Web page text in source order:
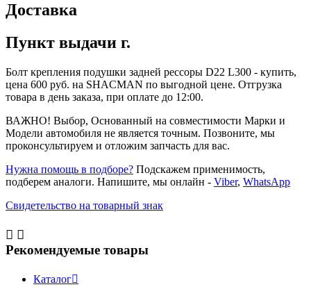
Доставка
Пункт выдачи г.
Болт крепления подушки задней рессоры D22 L300 - купить,
цена 600 руб. на SHACMAN по выгодной цене. Отгрузка
товара в день заказа, при оплате до 12:00.
ВАЖНО! Выбор, Основанный на совместимости Марки и
Модели автомобиля не является точным. Позвоните, мы
проконсультируем и отложим запчасть для вас.
Нужна помощь в подборе? Подскажем применимость,
подберем аналоги. Напишите, мы онлайн - Viber, WhatsApp
Свидетельство на товарный знак
 
Рекомендуемые товары
Каталог